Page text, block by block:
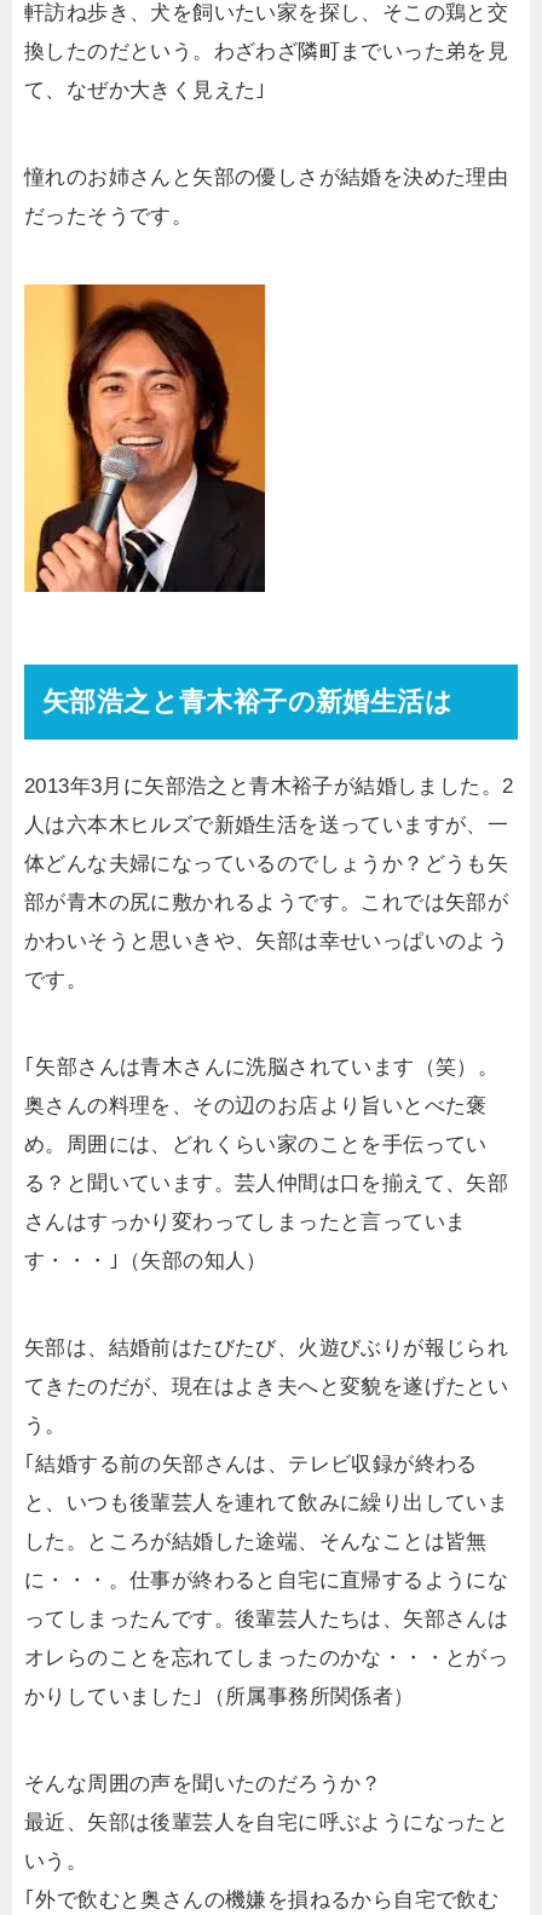
軒訪ね歩き、犬を飼いたい家を探し、そこの鶏と交
換したのだという。わざわざ隣町までいった弟を見
て、なぜか大きく見えた｣
憧れのお姉さんと矢部の優しさが結婚を決めた理由
だったそうです。
矢部浩之と青木裕子の新婚生活は
2013年3月に矢部浩之と青木裕子が結婚しました。2
人は六本木ヒルズで新婚生活を送っていますが、一
体どんな夫婦になっているのでしょうか？どうも矢
部が青木の尻に敷かれるようです。これでは矢部が
かわいそうと思いきや、矢部は幸せいっぱいのよう
です。
｢矢部さんは青木さんに洗脳されています（笑）。
奥さんの料理を、その辺のお店より旨いとべた褒
め。周囲には、どれくらい家のことを手伝ってい
る？と聞いています。芸人仲間は口を揃えて、矢部
さんはすっかり変わってしまったと言っていま
す・・・｣（矢部の知人）
矢部は、結婚前はたびたび、火遊びぶりが報じられ
てきたのだが、現在はよき夫へと変貌を遂げたとい
う。
｢結婚する前の矢部さんは、テレビ収録が終わる
と、いつも後輩芸人を連れて飲みに繰り出していま
した。ところが結婚した途端、そんなことは皆無
に・・・。仕事が終わると自宅に直帰するようにな
ってしまったんです。後輩芸人たちは、矢部さんは
オレらのことを忘れてしまったのかな・・・とがっ
かりしていました｣（所属事務所関係者）
そんな周囲の声を聞いたのだろうか？
最近、矢部は後輩芸人を自宅に呼ぶようになったと
いう。
｢外で飲むと奥さんの機嫌を損ねるから自宅で飲む